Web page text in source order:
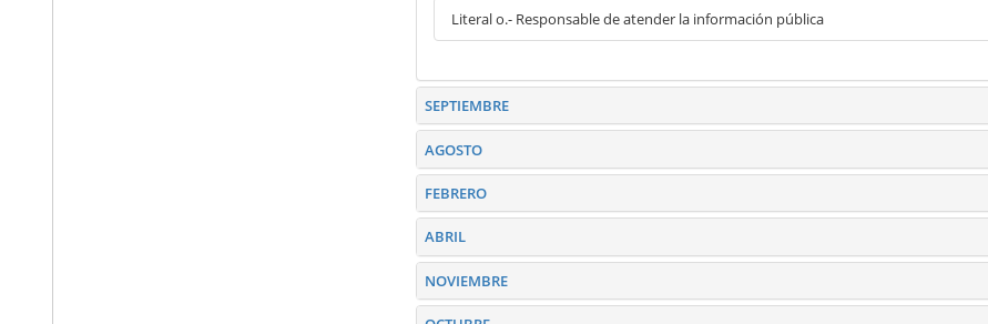
Literal o.- Responsable de atender la información pública
SEPTIEMBRE
AGOSTO
FEBRERO
ABRIL
NOVIEMBRE